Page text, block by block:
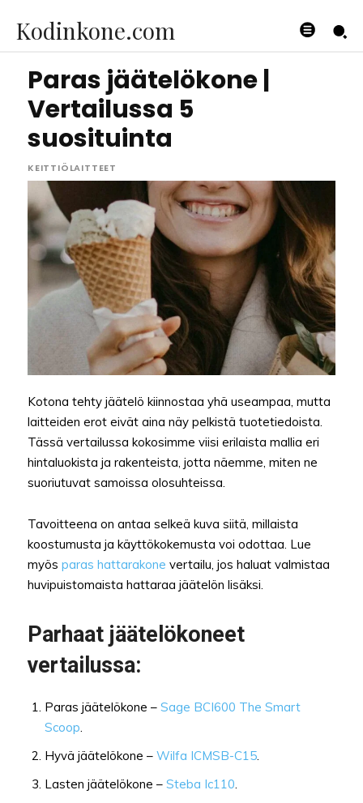
Kodinkone.com
Paras jäätelökone |
Vertailussa 5
suosituinta
KEITTIÖLAITTEET
Kotona tehty jäätelö kiinnostaa yhä useampaa, mutta
laitteiden erot eivät aina näy pelkistä tuotetiedoista.
Tässä vertailussa kokosimme viisi erilaista mallia eri
hintaluokista ja rakenteista, jotta näemme, miten ne
suoriutuvat samoissa olosuhteissa.
Tavoitteena on antaa selkeä kuva siitä, millaista
koostumusta ja käyttökokemusta voi odottaa. Lue
myös paras hattarakone vertailu, jos haluat valmistaa
huvipuistomaista hattaraa jäätelön lisäksi.
Parhaat jäätelökoneet
vertailussa:
Paras jäätelökone – Sage BCI600 The Smart
Scoop
Hyvä jäätelökone – Wilfa ICMSB-C15
Lasten jäätelökone – Steba Ic110